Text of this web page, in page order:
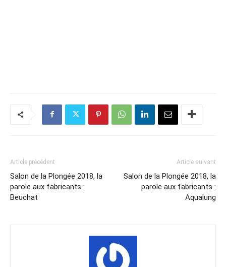
Article précédent
Salon de la Plongée 2018, la
parole aux fabricants :
Beuchat
Article suivant
Salon de la Plongée 2018, la
parole aux fabricants :
Aqualung